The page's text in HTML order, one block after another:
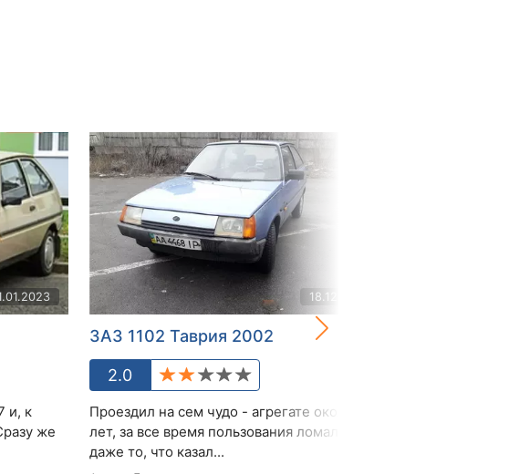
и, к
же
18.12.2021
ЗАЗ 1102 Таврия 2002
2.0
Проездил на сем чудо - агрегате около 2
лет, за все время пользования ломалось
даже то, что казал...